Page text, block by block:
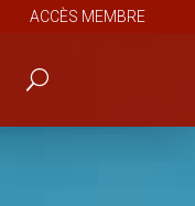
ACCÈS MEMBRE